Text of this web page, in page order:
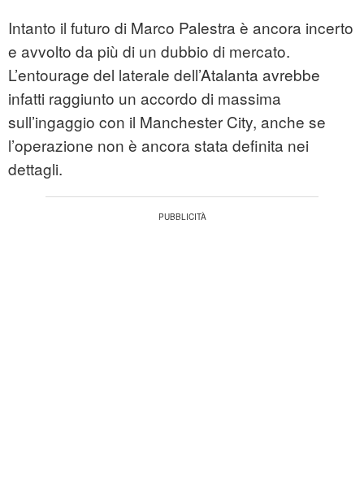
Intanto il futuro di Marco Palestra è ancora incerto
e avvolto da più di un dubbio di mercato.
L’entourage del laterale dell’Atalanta avrebbe
infatti raggiunto un accordo di massima
sull’ingaggio con il Manchester City, anche se
l’operazione non è ancora stata definita nei
dettagli.